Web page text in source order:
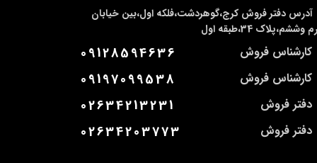
آدرس دفتر فروش کرج،گوهردشت،فلکه اول،بین خیابان
34،طبقه اول
کارشناس فروش 09128594636
کارشناس فروش 09197099538
دفتر فروش 02634213231
دفتر فروش 02634203773